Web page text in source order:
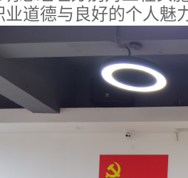
业道德与良好的个人魅